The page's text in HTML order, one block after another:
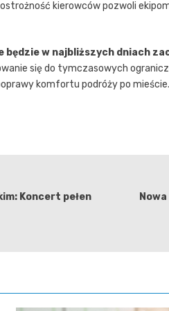
kierowców pozwoli
będzie w najbliższych dniach
się do tymczasowych
komfortu podróży po mieście.
Koncert pełen